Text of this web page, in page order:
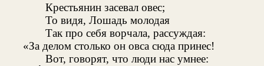
Крестьянин засевал овес;
То видя, Лошадь молодая
Так про себя ворчала, рассуждая:
«За делом столько он овса сюда принес!
Вот, говорят, что люди нас умнее: